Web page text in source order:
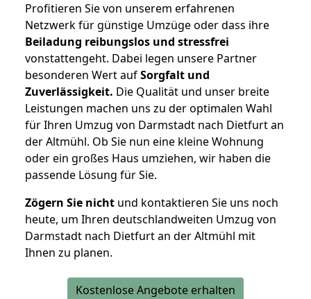
Profitieren Sie von unserem erfahrenen
Netzwerk für günstige Umzüge oder dass ihre
Beiladung reibungslos und stressfrei
vonstattengeht. Dabei legen unsere Partner
besonderen Wert aufSorgfalt und
Zuverlässigkeit. Die Qualität und unser breite
Leistungen machen uns zu der optimalen Wahl
für Ihren Umzug von Darmstadt nach Dietfurt an
der Altmühl. Ob Sie nun eine kleine Wohnung
oder ein großes Haus umziehen, wir haben die
passende Lösung für Sie.
Zögern Sie nicht und kontaktieren Sie uns noch
heute, um Ihren deutschlandweiten Umzug von
Darmstadt nach Dietfurt an der Altmühl mit
Ihnen zu planen.
Kostenlose Angebote erhalten